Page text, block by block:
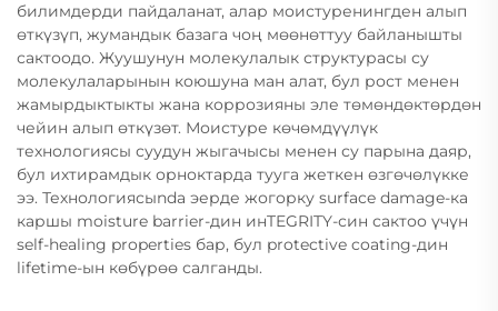
билимдерди пайдаланат, алар моистуренингден алып
өткүзүп, жумандык базага чоң мөөнөттуу байланышты
сактоодо. Жуушунун молекулалык структурасы су
молекулаларынын коюшуна ман алат, бул рост менен
жамырдыктыкты жана коррозияны эле төмөндөктөрдөн
чейин алып өткүзөт. Моистуре көчөмдүүлүк
технологиясы суудун жыгачысы менен су парына даяр,
бул ихтирамдык орноктарда тууга жеткен өзгөчөлүкке
ээ. Технологиясыnda эерде жогорку surface damage-ка
каршы moisture barrier-дин инTEGRITY-син сактоо үчүн
self-healing properties бар, бул protective coating-дин
lifetime-ын көбүрөө салганды.